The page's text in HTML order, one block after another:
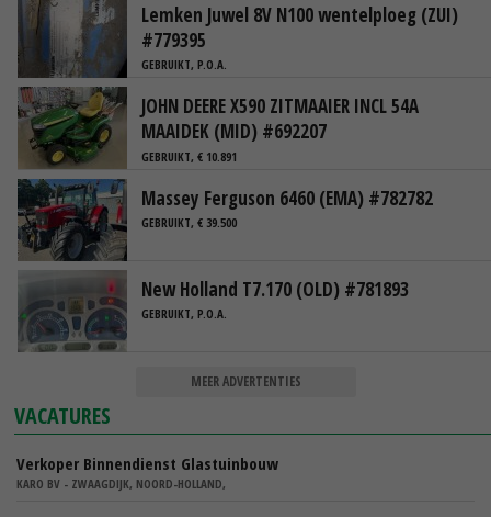
Lemken Juwel 8V N100 wentelploeg (ZUI)
#779395
GEBRUIKT, P.O.A.
JOHN DEERE X590 ZITMAAIER INCL 54A
MAAIDEK (MID) #692207
GEBRUIKT, € 10.891
Massey Ferguson 6460 (EMA) #782782
GEBRUIKT, € 39.500
New Holland T7.170 (OLD) #781893
GEBRUIKT, P.O.A.
MEER ADVERTENTIES
VACATURES
Verkoper Binnendienst Glastuinbouw
KARO BV - ZWAAGDIJK, NOORD-HOLLAND,